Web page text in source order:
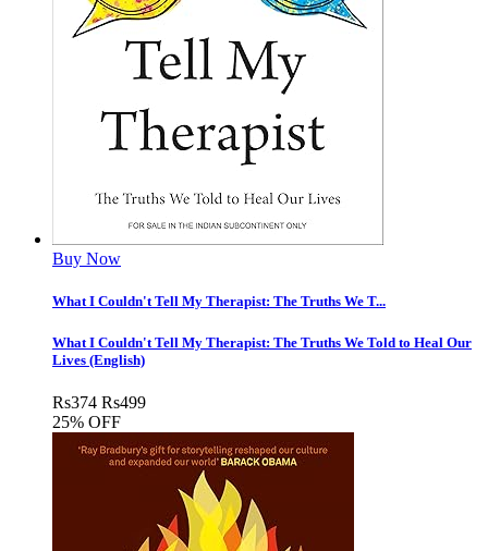
Buy Now
What I Couldn't Tell My Therapist: The Truths We T...
What I Couldn't Tell My Therapist: The Truths We Told to Heal Our
Lives (English)
Rs374 Rs499
25% OFF